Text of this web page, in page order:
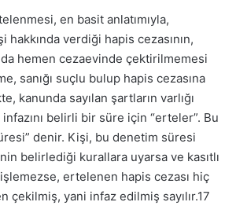
en basit anlatımıyla,
hakkında verdiği hapis cezasının,
hemen cezaevinde çektirilmemesi
sanığı suçlu bulup hapis cezasına
kanunda sayılan şartların varlığı
belirli bir süre için “erteler”. Bu
denir. Kişi, bu denetim süresi
belirlediği kurallara uyarsa ve kasıtlı
ertelenen hapis cezası hiç
çekilmiş, yani infaz edilmiş sayılır.17